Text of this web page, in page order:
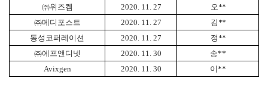
㈜위즈켐 2020. 11. 27 오**
㈜메디포스트 2020. 11. 27 김 **
동성코퍼레이션 2020. 11. 27 정 **
㈜에프앤디넷 2020. 11. 30 송**
Avixgen 2020. 11. 30 이 **